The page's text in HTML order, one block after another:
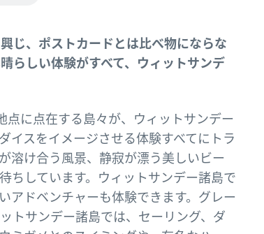
じ、ポストカードとは比べ物にならな
らしい体験がすべて、ウィットサンデ
に点在する島々が、ウィットサンデー
イスをイメージさせる体験すべてにトラ
溶け合う風景、静寂が漂う美しいビー
ちしています。ウィットサンデー諸島で
アドベンチャーも体験できます。グレー
トサンデー諸島では、セーリング、ダ